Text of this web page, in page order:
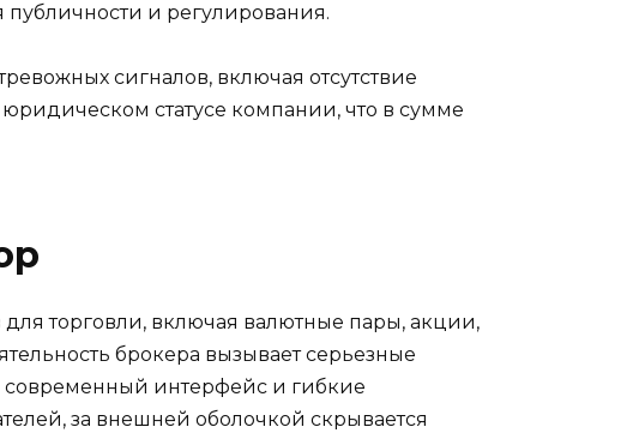
публичности и регулирования.
сигналов, включая отсутствие
статусе компании, что в сумме
торговли, включая валютные пары, акции,
брокера вызывает серьезные
современный интерфейс и гибкие
за внешней оболочкой скрывается